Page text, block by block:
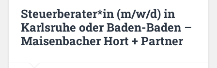
Steuerberater*in (m/w/d) in
Karlsruhe oder Baden-Baden –
Maisenbacher Hort + Partner